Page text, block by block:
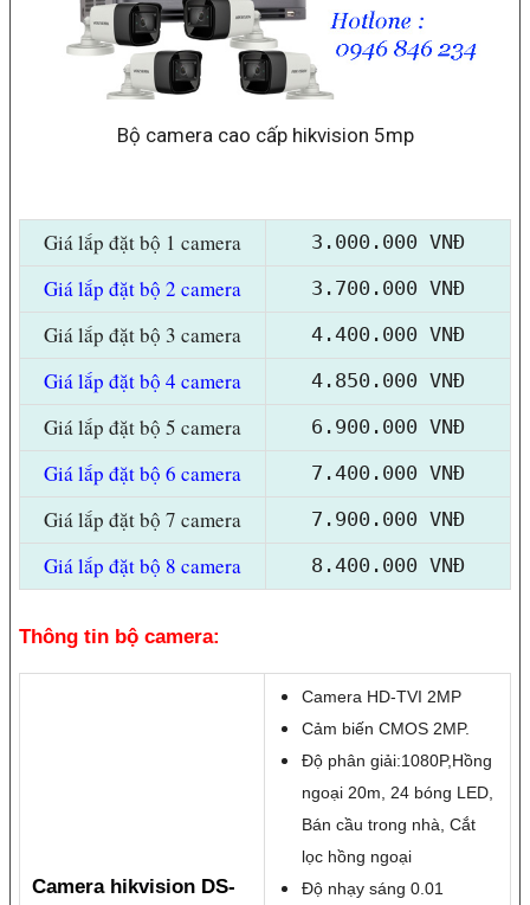
Bộ camera cao cấp hikvision 5mp
Giá lắp đặt bộ 1 camera 3.000.000 VNĐ
Giá lắp đặt bộ 2 camera 3.700.000 VNĐ
Giá lắp đặt bộ 3 camera 4.400.000 VNĐ
Giá lắp đặt bộ 4 camera 4.850.000 VNĐ
Giá lắp đặt bộ 5 camera 6.900.000 VNĐ
Giá lắp đặt bộ 6 camera 7.400.000 VNĐ
Giá lắp đặt bộ 7 camera 7.900.000 VNĐ
Giá lắp đặt bộ 8 camera 8.400.000 VNĐ
Thông tin bộ camera:
Camera hikvisionDS-
Camera HD-TVI 2MP
Cảm biến CMOS 2MP.
Độ phân giải:1080P,Hồng
ngoại 20m, 24 bóng LED,
Bán cầu trong nhà, Cắt
lọc hồng ngoại
Độ nhạy sáng 0.01